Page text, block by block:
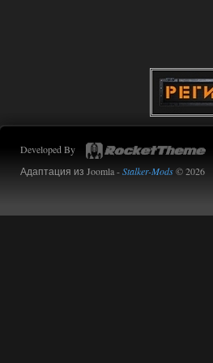
14:16
Stalker-Mods-Clan-su
Доступно только для пользователей
Engine
Developed By
Адаптация из Joomla -Stalker-Mods© 2026